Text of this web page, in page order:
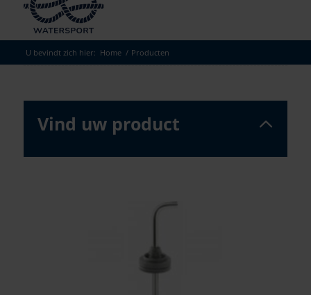
U bevindt zich hier: Home / Producten
Vind uw product